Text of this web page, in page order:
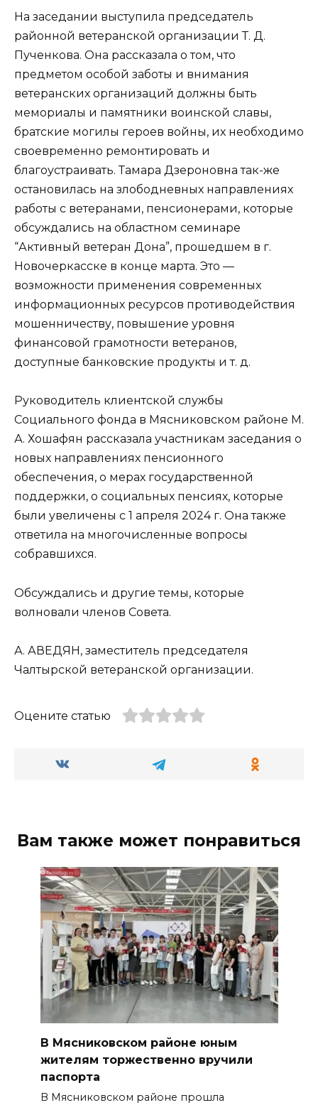
На заседании выступила председатель
районной ветеранской организации Т. Д.
Пученкова. Она рассказала о том, что
предметом особой заботы и внимания
ветеранских организаций должны быть
мемориалы и памятники воинской славы,
братские могилы героев войны, их необходимо
своевременно ремонтировать и
благоустраивать. Тамара Дзероновна так-же
остановилась на злободневных направлениях
работы с ветеранами, пенсионерами, которые
обсуждались на областном семинаре
“Активный ветеран Дона”, прошедшем в г.
Новочеркасске в конце марта. Это —
возможности применения современных
информационных ресурсов противодействия
мошенничеству, повышение уровня
финансовой грамотности ветеранов,
доступные банковские продукты и т. д.
Руководитель клиентской службы
Социального фонда в Мясниковском районе М.
А. Хошафян рассказала участникам заседания о
новых направлениях пенсионного
обеспечения, о мерах государственной
поддержки, о социальных пенсиях, которые
были увеличены с 1 апреля 2024 г. Она также
ответила на многочисленные вопросы
собравшихся.
Обсуждались и другие темы, которые
волновали членов Совета.
А. АВЕДЯН, заместитель председателя
Чалтырской ветеранской организации.
Оцените статью
Вам также может понравиться
В Мясниковском районе юным
жителям торжественно вручили
паспорта
В Мясниковском районе прошла